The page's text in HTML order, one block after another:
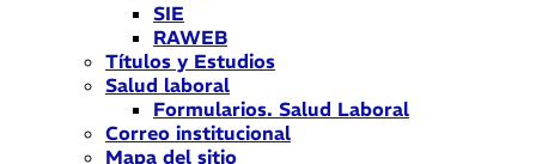
SIE
RAWEB
Títulos y Estudios
Salud laboral
Formularios. Salud Laboral
Correo institucional
Mapa del sitio